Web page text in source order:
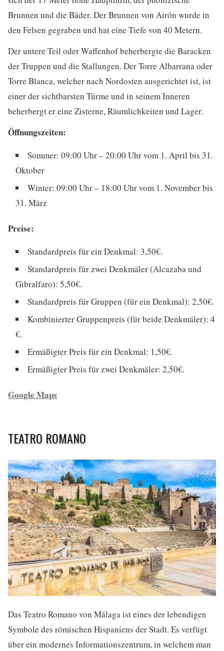
Brunnen und die Bäder. Der Brunnen von Airón wurde in
den Felsen gegraben und hat eine Tiefe von 40 Metern.
Der untere Teil oder Waffenhof beherbergte die Baracken
der Truppen und die Stallungen. Der Torre Albarrana oder
Torre Blanca, welcher nach Nordosten ausgerichtet ist, ist
einer der sichtbarsten Türme und in seinem Inneren
beherbergt er eine Zisterne, Räumlichkeiten und Lager.
Öffnungszeiten:
Sommer: 09:00 Uhr – 20:00 Uhr vom 1. April bis 31.
Oktober
Winter: 09:00 Uhr – 18:00 Uhr vom 1. November bis
31. März
Preise:
Standardpreis für ein Denkmal: 3,50€.
Standardpreis für zwei Denkmäler (Alcazaba und
Gibralfaro): 5,50€.
Standardpreis für Gruppen (für ein Denkmal): 2,50€.
Kombinierter Gruppenpreis (für beide Denkmäler): 4
€.
Ermäßigter Preis für ein Denkmal: 1,50€.
Ermäßigter Preis für zwei Denkmäler: 2,50€.
Google Maps
TEATRO ROMANO
Das Teatro Romano von Málaga ist eines der lebendigen
Symbole des römischen Hispaniens der Stadt. Es verfügt
über ein modernes Informationszentrum, in welchem man